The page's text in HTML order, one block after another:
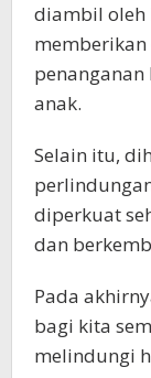
diambil oleh
penanganan
anak.
Selain itu,
diperkuat
dan
Pada
bagi kita
melindungi